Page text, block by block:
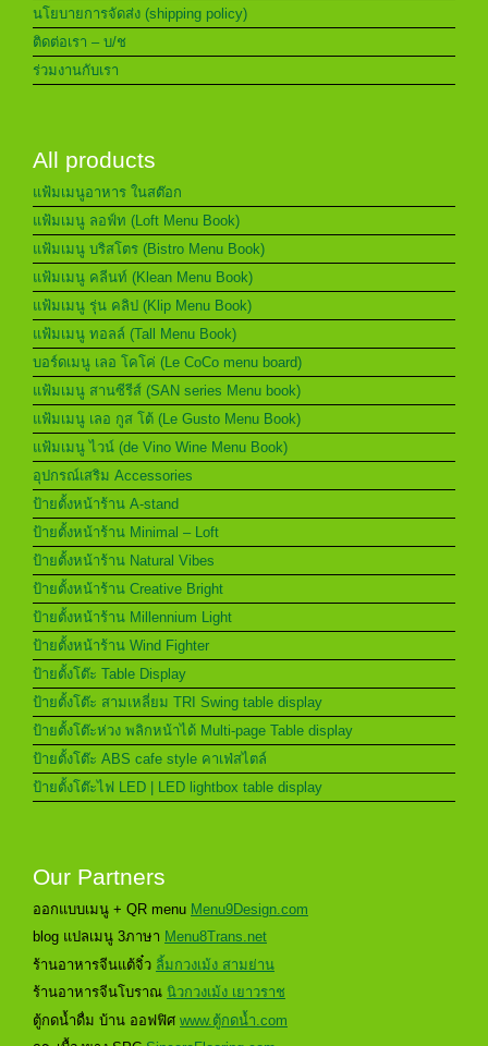
นโยบายการจัดส่ง (shipping policy)
ติดต่อเรา – บ/ช
ร่วมงานกับเรา
All products
แฟ้มเมนูอาหาร ในสต๊อก
แฟ้มเมนู ลอฟ์ท (Loft Menu Book)
แฟ้มเมนู บริสโตร (Bistro Menu Book)
แฟ้มเมนู คลีนท์ (Klean Menu Book)
แฟ้มเมนู รุ่น คลิป (Klip Menu Book)
แฟ้มเมนู ทอลล์ (Tall Menu Book)
บอร์ดเมนู เลอ โคโค่ (Le CoCo menu board)
แฟ้มเมนู สานซีรีส์ (SAN series Menu book)
แฟ้มเมนู เลอ กูส โต้ (Le Gusto Menu Book)
แฟ้มเมนู ไวน์ (de Vino Wine Menu Book)
อุปกรณ์เสริม Accessories
ป้ายตั้งหน้าร้าน A-stand
ป้ายตั้งหน้าร้าน Minimal – Loft
ป้ายตั้งหน้าร้าน Natural Vibes
ป้ายตั้งหน้าร้าน Creative Bright
ป้ายตั้งหน้าร้าน Millennium Light
ป้ายตั้งหน้าร้าน Wind Fighter
ป้ายตั้งโต๊ะ Table Display
ป้ายตั้งโต๊ะ สามเหลี่ยม TRI Swing table display
ป้ายตั้งโต๊ะห่วง พลิกหน้าได้ Multi-page Table display
ป้ายตั้งโต๊ะ ABS cafe style คาเฟ่สไตล์
ป้ายตั้งโต๊ะไฟ LED | LED lightbox table display
Our Partners
ออกแบบเมนู + QR menu Menu9Design.com
blog แปลเมนู 3ภาษา Menu8Trans.net
ร้านอาหารจีนแต้จิ๋ว ลิ้มกวงเม้ง สามย่าน
ร้านอาหารจีนโบราณ นิวกวงเม้ง เยาวราช
ตู้กดน้ำดื่ม บ้าน ออฟฟิศ www.ตู้กดน้ำ.com